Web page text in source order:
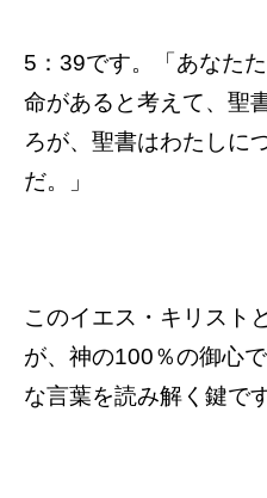
5：39です。「あなた
命があると考えて、聖
ろが、聖書はわたしに
だ。」
このイエス・キリスト
が、神の100％の御心
な言葉を読み解く鍵です